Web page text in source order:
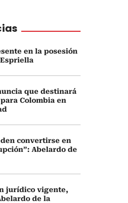
en la posesión
que destinará
Colombia en
convertirse en
Abelardo de
jurídico vigente,
de la